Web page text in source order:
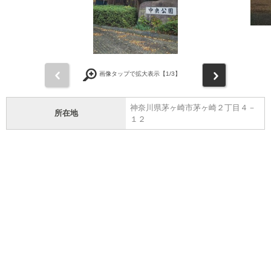
画像タップで拡大表示【1/3】
所在地
神奈川県茅ヶ崎市茅ヶ崎２丁目４－
１２